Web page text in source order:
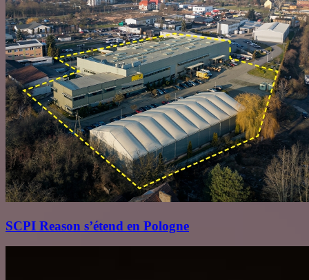
SCPI Reason s’étend en Pologne